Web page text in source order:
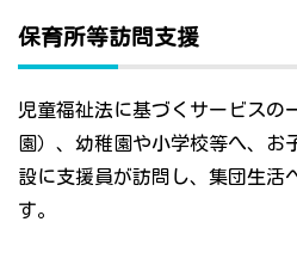
保育所等訪問支援
児童福祉法に基づくサービスの
園）、幼稚園や小学校等へ、お
設に支援員が訪問し、集団生活
す。